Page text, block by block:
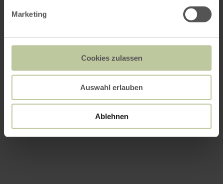
Marketing
Cookies zulassen
Auswahl erlauben
Ablehnen